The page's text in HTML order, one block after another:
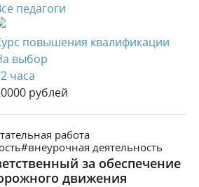
педагоги
повышения квалификации
выбор
часа
рублей
работа
#внеурочная деятельность
за обеспечение
движения